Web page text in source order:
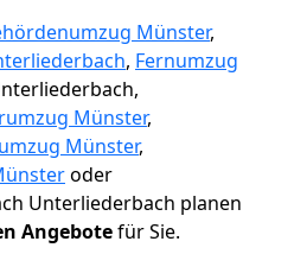
Münster,
, Fernumzug
Münster,
Münster,
oder
Unterliederbach planen
Angebotefür Sie.